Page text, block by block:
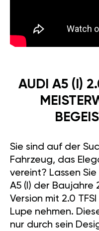
AUDI A5 (I)
Sie sind auf der
Fahrzeug, das
vereint? Lassen
A5 (I) der Baujahre
Version mit 2.0
Lupe nehmen.
nur durch sein